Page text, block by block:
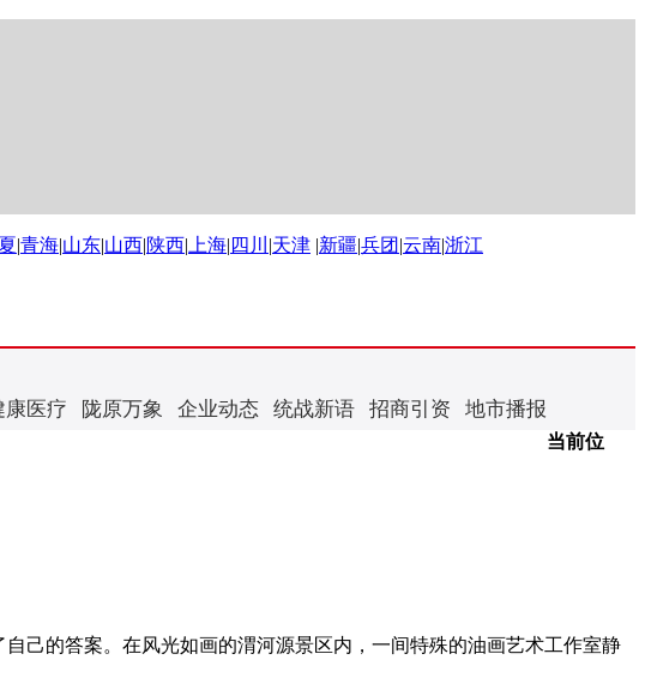
|青海|山东|山西|陕西| 上海| 四川 |天津 |新疆|兵团 |云南|浙江
康医疗 陇原万象 企业动态 统战新语 招商引资 地市播报
当前位
己的答案。在风光如画的渭河源景区内，一间特殊的油画艺术工作室静